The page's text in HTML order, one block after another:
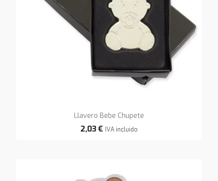
Llavero Bebe Chupete
2,03 € IVA incluido